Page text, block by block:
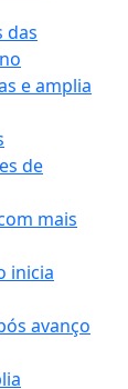
das
e amplia
de
mais
inicia
avanço